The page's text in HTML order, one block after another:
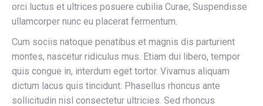
orci luctus et ultrices posuere cubilia Curae; Suspendisse
ullamcorper nunc eu placerat fermentum.
Cum sociis natoque penatibus et magnis dis parturient
montes, nascetur ridiculus mus. Etiam dui libero, tempor
quis congue in, interdum eget tortor. Vivamus aliquam
dictum lacus quis tincidunt. Phasellus rhoncus ante
sollicitudin nisl consectetur ultricies. Sed rhoncus